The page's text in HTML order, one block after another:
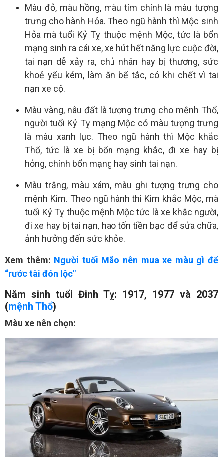
Màu đỏ, màu hồng, màu tím chính là màu tượng
trưng cho hành Hỏa. Theo ngũ hành thì Mộc sinh
Hỏa mà tuổi Kỷ Tỵ thuộc mệnh Mộc, tức là bổn
mạng sinh ra cái xe, xe hút hết năng lực cuộc đời,
tai nạn dễ xảy ra, chủ nhân hay bị thương, sức
khoẻ yếu kém, làm ăn bế tắc, có khi chết vì tai
nạn xe cộ.
Màu vàng, nâu đất là tượng trưng cho mệnh Thổ,
người tuổi Kỷ Tỵ mạng Mộc có màu tượng trưng
là màu xanh lục. Theo ngũ hành thì Mộc khắc
Thổ, tức là xe bị bổn mạng khắc, đi xe hay bị
hỏng, chính bổn mạng hay sinh tai nạn.
Màu trắng, màu xám, màu ghi tượng trưng cho
mệnh Kim. Theo ngũ hành thì Kim khắc Mộc, mà
tuổi Kỷ Tỵ thuộc mệnh Mộc tức là xe khắc người,
đi xe hay bị tai nạn, hao tốn tiền bạc để sửa chữa,
ảnh hưởng đến sức khỏe.
Xem thêm: Người tuổi Mão nên mua xe màu gì để
“rước tài đón lộc"
Năm sinh tuổi Đinh Tỵ: 1917, 1977 và 2037
(mệnh Thổ)
Màu xe nên chọn: